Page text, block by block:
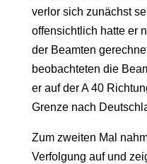
verlor sich zunächst
offensichtlich hatte er
der Beamten
beobachteten die
er auf der A 40
Grenze nach
Zum zweiten Mal
Verfolgung auf und